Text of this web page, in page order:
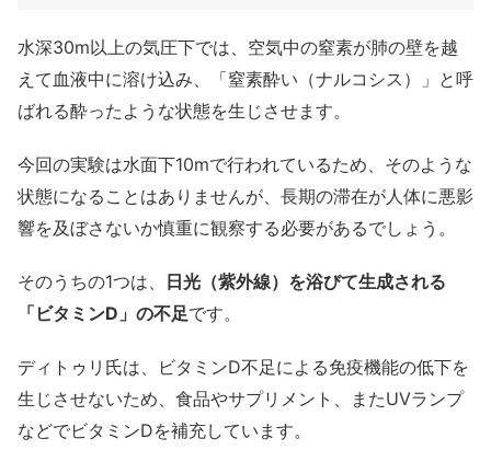
水深30m以上の気圧下では、空気中の窒素が肺の壁を越
えて血液中に溶け込み、「窒素酔い（ナルコシス）」と呼
ばれる酔ったような状態を生じさせます。
今回の実験は水面下10mで行われているため、そのような
状態になることはありませんが、長期の滞在が人体に悪影
響を及ぼさないか慎重に観察する必要があるでしょう。
そのうちの1つは、 日光（紫外線）を浴びて生成される
「ビタミンD」の不足です。
ディトゥリ氏は、ビタミンD不足による免疫機能の低下を
生じさせないため、食品やサプリメント、またUVランプ
などでビタミンDを補充しています。